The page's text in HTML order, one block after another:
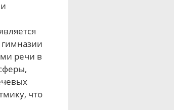
речи в
что